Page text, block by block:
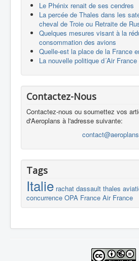
DronesLe Phénix renait de ses cendres
La percée de Thales dans les
cheval de Troie ou Retraite de
Quelques mesures visant à la
consommation des avions
Quelle-est la place de la France
La nouvelle politique d´Air
Contactez-Nous
Contactez-nous ou soumettez vos
d'Aeroplans à l'adresse suivante:
Tags
Italie rachat dassault thales
concurrence OPA France Air France